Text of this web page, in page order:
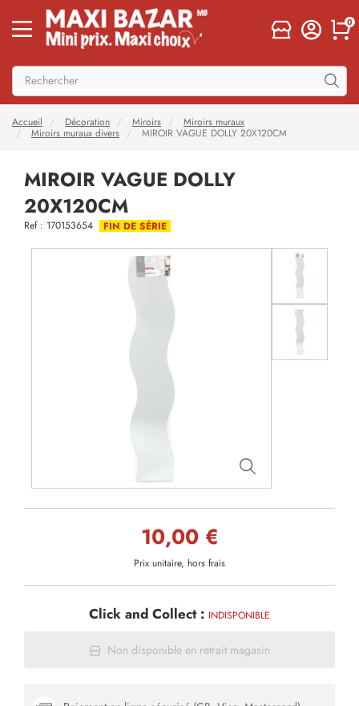
0
Accueil Décoration Miroirs
Miroirs muraux
Miroirs muraux divers
MIROIR VAGUE DOLLY 20X120CM
MIROIR VAGUE DOLLY
20X120CM
Ref : 170153654 FIN DE SÉRIE
10,00 €
Prix unitaire, hors frais
Click and Collect : INDISPONIBLE
Non disponible en retrait magasin